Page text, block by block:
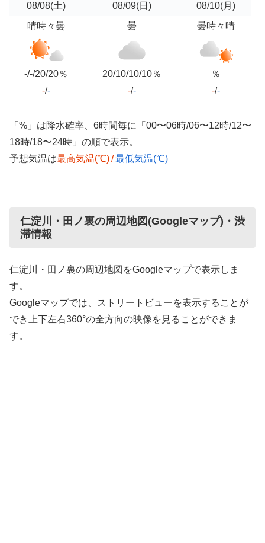
08/08(土) 08/09(日) 08/10(月)
晴時々曇
-/-/20/20％
-/-
曇
20/10/10/10％
-/-
曇時々晴
％
-/-
「%」は降水確率、6時間毎に「00〜06時/06〜12時/12〜
18時/18〜24時」の順で表示。
予想気温は最高気温(℃)/最低気温(℃)
仁淀川・田ノ裏の周辺地図(Googleマップ)・渋
滞情報
仁淀川・田ノ裏の周辺地図をGoogleマップで表示しま
す。
Googleマップでは、ストリートビューを表示することが
でき上下左右360°の全方向の映像を見ることができま
す。